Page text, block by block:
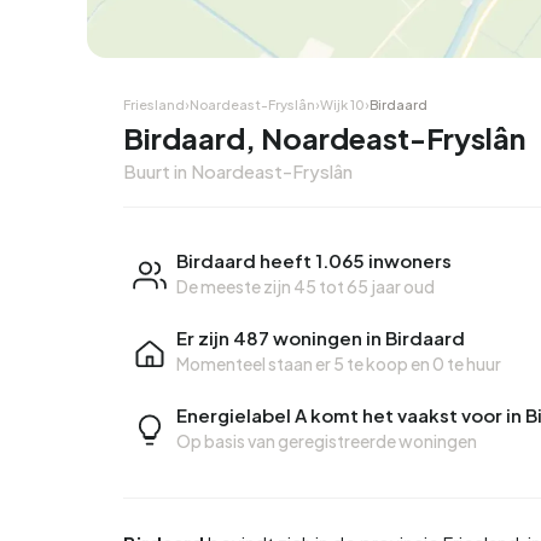
Hoekwoning
Friesland›Noardeast-Fryslân›Wijk 10›Birdaard
Birdaard, Noardeast-Fryslân
Buurt in Noardeast-Fryslân
Birdaard heeft 1.065 inwoners
De meeste zijn 45 tot 65 jaar oud
Er zijn 487 woningen in Birdaard
Momenteel staan er5 te koop en 0 te huur
Energielabel A komt het vaakst voor in
Op basis van geregistreerde woningen